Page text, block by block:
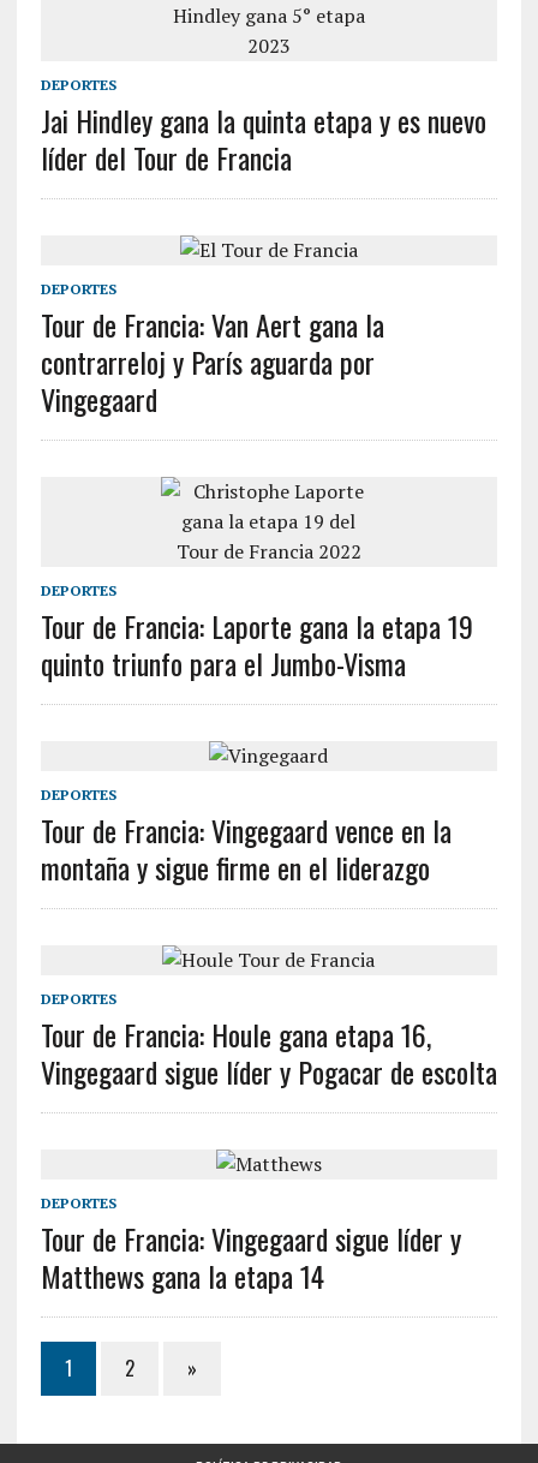
DEPORTES
Jai Hindley gana la quinta etapa y es nuevo
líder del Tour de Francia
DEPORTES
Tour de Francia: Van Aert gana la
contrarreloj y París aguarda por
Vingegaard
DEPORTES
Tour de Francia: Laporte gana la etapa 19
quinto triunfo para el Jumbo-Visma
DEPORTES
Tour de Francia: Vingegaard vence en la
montaña y sigue firme en el liderazgo
DEPORTES
Tour de Francia: Houle gana etapa 16,
Vingegaard sigue líder y Pogacar de escolta
DEPORTES
Tour de Francia: Vingegaard sigue líder y
Matthews gana la etapa 14
1 2 »